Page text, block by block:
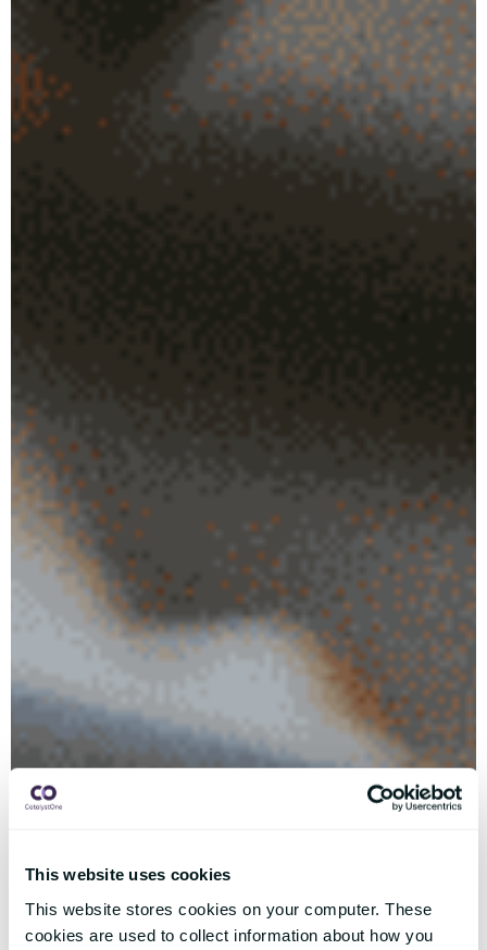
This website uses cookies
This website stores cookies on your computer. These
cookies are used to collect information about how you